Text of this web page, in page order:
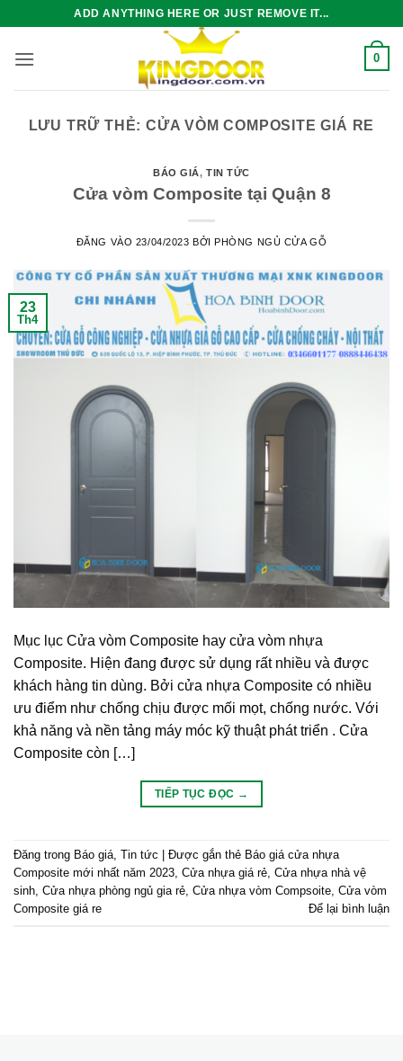
nội
ADD ANYTHING HERE OR JUST REMOVE IT...
0
LƯU TRỮ THẺ:CỬA VÒM COMPOSITE GIÁ RE
BÁO GIÁ,TIN TỨC
Cửa vòm Composite tại Quận 8
ĐĂNG VÀO 23/04/2023 BỞIPHÒNG NGỦ CỬA GỖ
23
Th4
Mục lục Cửa vòm Composite hay cửa vòm nhựa
Composite. Hiện đang được sử dụng rất nhiều và được
khách hàng tin dùng. Bởi cửa nhựa Composite có nhiều
ưu điểm như chống chịu được mối mọt, chống nước. Với
khả năng và nền tảng máy móc kỹ thuật phát triển . Cửa
Composite còn […]
TIẾP TỤC ĐỌC →
Đăng trong Báo giá, Tin tức Được gắn thẻ Báo giá cửa nhựa
Composite mới nhất năm 2023, Cửa nhựa giá rẻ, Cửa nhựa nhà vệ
sinh, Cửa nhựa phòng ngủ gia rẻ, Cửa nhựa vòm Compsoite, Cửa vòm
Composite giá re
Để lại bình luận